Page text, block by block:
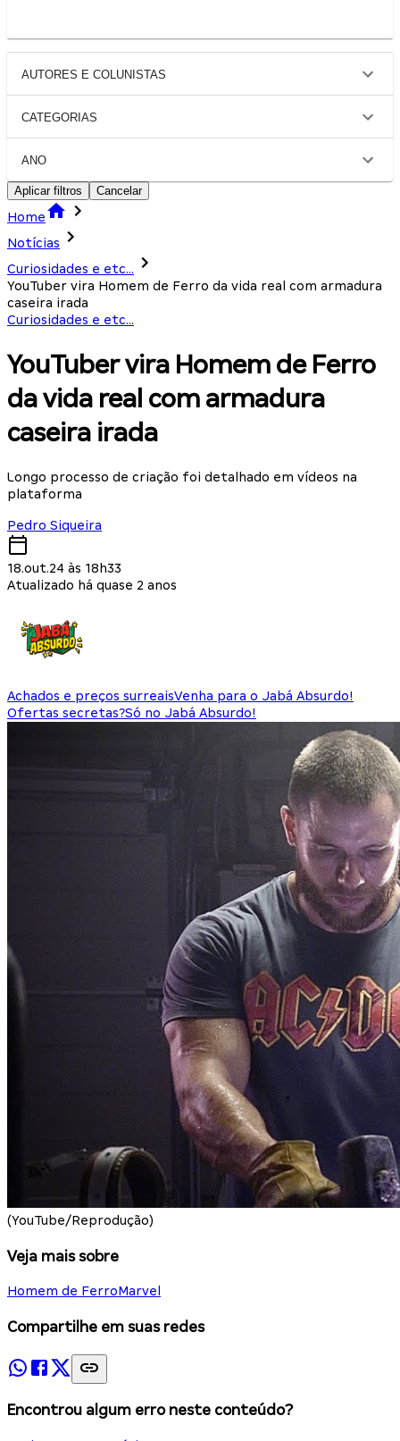
AUTORES E COLUNISTAS
CATEGORIAS
ANO
Aplicar filtros Cancelar
Home
Notícias
Curiosidades e etc...
YouTuber vira Homem de Ferro da vida real com armadura
caseira irada
Curiosidades e etc...
YouTuber vira Homem de Ferro
da vida real com armadura
caseira irada
Longo processo de criação foi detalhado em vídeos na
plataforma
Pedro Siqueira
18.out.24 às 18h33
Atualizado há quase 2 anos
Achados e preços surreaisVenha para o Jabá Absurdo!
Ofertas secretas?Só no Jabá Absurdo!
(YouTube/Reprodução)
Veja mais sobre
Homem de FerroMarvel
Compartilhe em suas redes
Encontrou algum erro neste conteúdo?